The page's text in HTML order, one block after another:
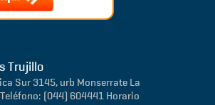
Trujillo
Sur 3145, urb Monserrate La
Teléfono: (044) 604441 Horario